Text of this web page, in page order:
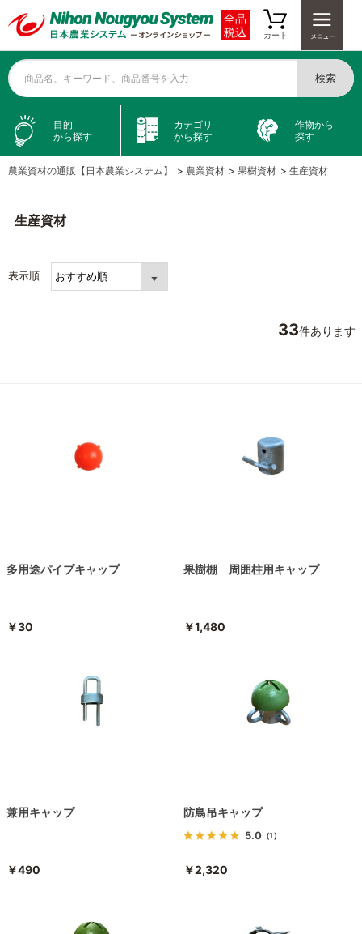
全品
税込
カート
商品名、キーワード、商品番号を入力 検索
目的
から探す
カテゴリ
から探す
作物から
探す
農業資材の通販【日本農業システム】 > 農業資材 > 果樹資材 > 生産資材
生産資材
表示順
33件あります
多用途パイプキャップ
￥30
果樹棚 周囲柱用キャップ
￥1,480
兼用キャップ
￥490
防鳥吊キャップ
5.0 （1）
￥2,320